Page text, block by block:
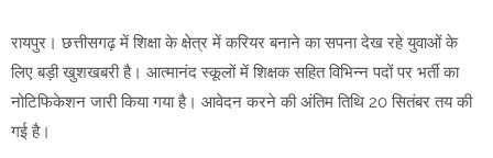
रायपुर। छत्तीसगढ़ में शिक्षा के क्षेत्र में करियर बनाने का सपना देख रहे युवाओं के
लिए बड़ी खुशखबरी है। आत्मानंद स्कूलों में शिक्षक सहित विभिन्न पदों पर भर्ती का
नोटिफिकेशन जारी किया गया है। आवेदन करने की अंतिम तिथि 20 सितंबर तय की
गई है।